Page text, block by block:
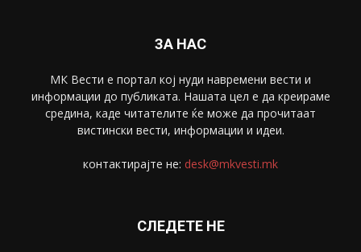
ЗА НАС
МК Вести е портал коj нуди навремени вести и
информации до публиката. Нашата цел е да креираме
средина, каде читателите ќе може да прочитаат
вистински вести, информации и идеи.
контактирајте не: desk@mkvesti.mk
СЛЕДЕТЕ НЕ